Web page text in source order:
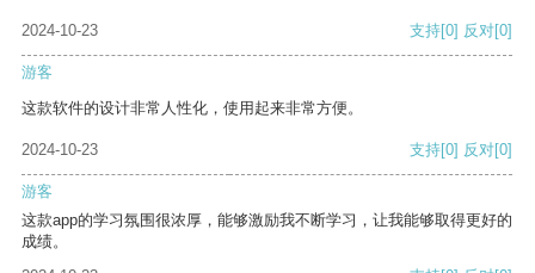
2024-10-23 支持[0] 反对[0]
游客
这款软件的设计非常人性化，使用起来非常方便。
2024-10-23 支持[0] 反对[0]
游客
这款app的学习氛围很浓厚，能够激励我不断学习，让我能够取得更好的
成绩。